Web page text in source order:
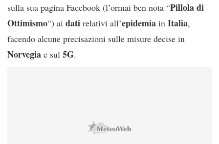
sulla sua pagina Facebook (l’ormai ben nota “Pillola di
Ottimismo“) ai dati relativi all’epidemia in Italia,
facendo alcune precisazioni sulle misure decise in
Norvegia e sul 5G.